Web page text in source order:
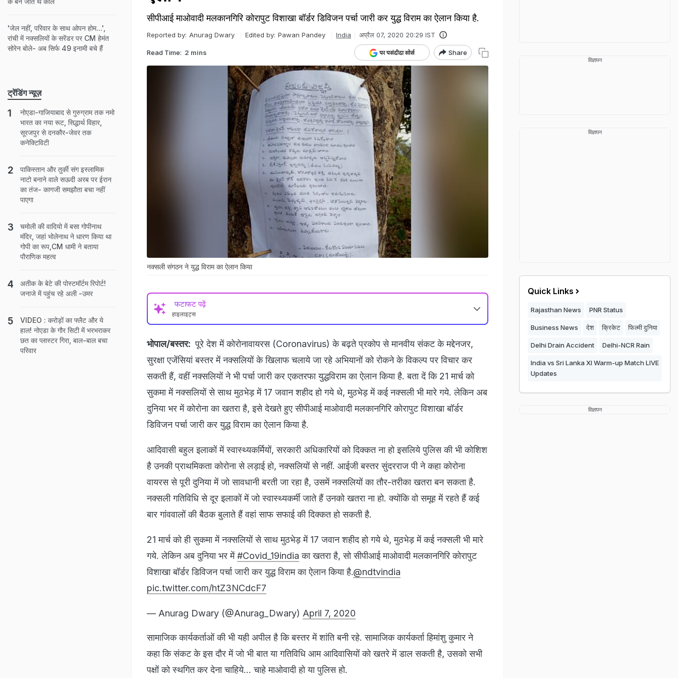
सीपीआई माओवादी मलकानगिरि कोरापुट विशाखा बॉर्डर डिविजन पर्चा जारी कर युद्ध विराम का ऐलान किया है.
Reported by: Anurag Dwary Edited by: Pawan Pandey India अप्रैल 07, 2020 20:29 IST
Read Time: 2 mins Share
नक्सली संगठन ने युद्ध विराम का ऐलान किया
फटाफट पढ़ें
हाइलाइट्स
भोपाल/बस्तर: पूरे देश में कोरोनावायरस (Coronavirus) के बढ़ते प्रकोप से मानवीय संकट के मद्देनजर,
सुरक्षा एजेंसियां बस्तर में नक्सलियों के खिलाफ चलाये जा रहे अभियानों को रोकने के विकल्प पर विचार कर
सकती हैं, वहीं नक्सलियों ने भी पर्चा जारी कर एकतरफा युद्धविराम का ऐलान किया है. बता दें कि 21 मार्च को
सुकमा में नक्सलियों से साथ मुठभेड़ में 17 जवान शहीद हो गये थे, मुठभेड़ में कई नक्सली भी मारे गये. लेकिन अब
दुनिया भर में कोरोना का खतरा है, इसे देखते हुए सीपीआई माओवादी मलकानगिरि कोरापुट विशाखा बॉर्डर
डिविजन पर्चा जारी कर युद्ध विराम का ऐलान किया है.
आदिवासी बहुल इलाकों में स्वास्थ्यकर्मियों, सरकारी अधिकारियों को दिक्कत ना हो इसलिये पुलिस की भी कोशिश
है उनकी प्राथमिकता कोरोना से लड़ाई हो, नक्सलियों से नहीं. आईजी बस्तर सुंदरराज पी ने कहा कोरोना
वायरस से पूरी दुनिया में जो सावधानी बरती जा रहा है, उसमें नक्सलियों का तौर-तरीका खतरा बन सकता है.
नक्सली गतिविधि से दूर इलाकों में जो स्वास्थ्यकर्मी जाते हैं उनको खतरा ना हो. क्योंकि वो समूह में रहते हैं कई
बार गांववालों की बैठक बुलाते हैं वहां साफ सफाई की दिक्कत हो सकती है.
21 मार्च को ही सुकमा में नक्सलियों से साथ मुठभेड़ में 17 जवान शहीद हो गये थे, मुठभेड़ में कई नक्सली भी मारे
गये. लेकिन अब दुनिया भर में#Covid_19india का खतरा है, सो सीपीआई माओवादी मलकानगिरि कोरापुट
विशाखा बॉर्डर डिविजन पर्चा जारी कर युद्ध विराम का ऐलान किया है.@ndtvindia
pic.twitter.com/htZ3NCdcF7
— Anurag Dwary (@Anurag_Dwary) April 7, 2020
सामाजिक कार्यकर्ताओं की भी यही अपील है कि बस्तर में शांति बनी रहे. सामाजिक कार्यकर्ता हिमांशु कुमार ने
कहा कि संकट के इस दौर में जो भी बात या गतिविधि आम आदिवासियों को खतरे में डाल सकती है, उसको सभी
पक्षों को स्थगित कर देना चाहिये... चाहे माओवादी हो या पुलिस हो.
'जेल नहीं, परिवार के साथ ओपन होम...',
रांची में नक्सलियों के सरेंडर पर CM हेमंत
सोरेन बोले- अब सिर्फ 49 इनामी बचे हैं
ट्रेंडिंग न्यूज़
नोएडा-गाजियाबाद से गुरुग्राम तक नमो
भारत का नया रूट, सिद्धार्थ विहार,
सूरजपुर से दनकौर-जेवर तक
कनेक्टिविटी
पाकिस्तान और तुर्की संग इस्लामिक
नाटो बनाने वाले सऊदी अरब पर ईरान
का तंज- कागजी समझौता बचा नहीं
पाएगा
चमोली की वादियो में बसा गोपीनाथ
मंदिर, जहां भोलेनाथ ने धारण किया था
गोपी का रूप,CM धामी ने बताया
पौराणिक महत्व
अतीक के बेटे की पोस्टमॉर्टम रिपोर्ट!
जनाजे में पहुंच रहे अली -उमर
VIDEO : करोड़ों का फ्लैट और ये
हाल! नोएडा के गौर सिटी में भरभराकर
छत का प्लास्टर गिरा, बाल-बाल बचा
परिवार
विज्ञापन
विज्ञापन
Quick Links
Rajasthan News PNR Status
Business News देश क्रिकेट फिल्मी दुनिया
Delhi Drain Accident Delhi-NCR Rain
India vs Sri Lanka XI Warm-up Match LIVE
Updates
विज्ञापन